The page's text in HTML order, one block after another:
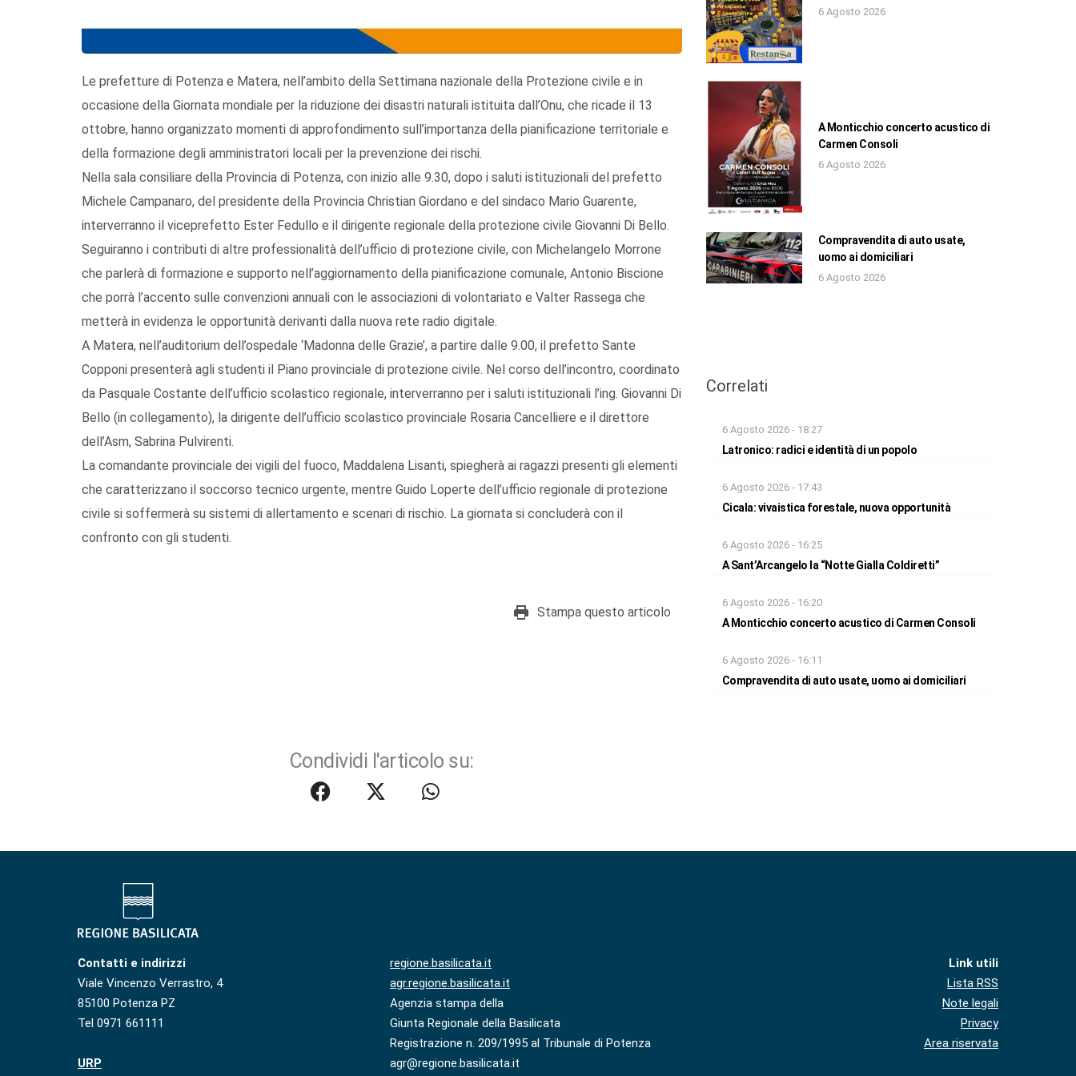
Le prefetture di Potenza e Matera, nell’ambito della Settimana nazionale della Protezione civile e in
occasione della Giornata mondiale per la riduzione dei disastri naturali istituita dall’Onu, che ricade il 13
ottobre, hanno organizzato momenti di approfondimento sull’importanza della pianificazione territoriale e
della formazione degli amministratori locali per la prevenzione dei rischi.
Nella sala consiliare della Provincia di Potenza, con inizio alle 9.30, dopo i saluti istituzionali del prefetto
Michele Campanaro, del presidente della Provincia Christian Giordano e del sindaco Mario Guarente,
interverranno il viceprefetto Ester Fedullo e il dirigente regionale della protezione civile Giovanni Di Bello.
Seguiranno i contributi di altre professionalità dell’ufficio di protezione civile, con Michelangelo Morrone
che parlerà di formazione e supporto nell’aggiornamento della pianificazione comunale, Antonio Biscione
che porrà l’accento sulle convenzioni annuali con le associazioni di volontariato e Valter Rassega che
metterà in evidenza le opportunità derivanti dalla nuova rete radio digitale.
A Matera, nell’auditorium dell’ospedale ‘Madonna delle Grazie’, a partire dalle 9.00, il prefetto Sante
Copponi presenterà agli studenti il Piano provinciale di protezione civile. Nel corso dell’incontro, coordinato
da Pasquale Costante dell’ufficio scolastico regionale, interverranno per i saluti istituzionali l’ing. Giovanni Di
Bello (in collegamento), la dirigente dell’ufficio scolastico provinciale Rosaria Cancelliere e il direttore
dell’Asm, Sabrina Pulvirenti.
La comandante provinciale dei vigili del fuoco, Maddalena Lisanti, spiegherà ai ragazzi presenti gli elementi
che caratterizzano il soccorso tecnico urgente, mentre Guido Loperte dell’ufficio regionale di protezione
civile si soffermerà su sistemi di allertamento e scenari di rischio. La giornata si concluderà con il
confronto con gli studenti.
Stampa questo articolo
Condividi l'articolo su:
6 Agosto 2026
A Monticchio concerto acustico di
Carmen Consoli
6 Agosto 2026
Compravendita di auto usate,
uomo ai domiciliari
6 Agosto 2026
Correlati
6 Agosto 2026 - 18:27
Latronico: radici e identità di un popolo
6 Agosto 2026 - 17:43
Cicala: vivaistica forestale, nuova opportunità
6 Agosto 2026 - 16:25
A Sant’Arcangelo la “Notte Gialla Coldiretti”
6 Agosto 2026 - 16:20
A Monticchio concerto acustico di Carmen Consoli
6 Agosto 2026 - 16:11
Compravendita di auto usate, uomo ai domiciliari
Contatti e indirizzi
Viale Vincenzo Verrastro, 4
85100 Potenza PZ
Tel 0971 661111
URP
regione.basilicata.it
agr.regione.basilicata.it
Agenzia stampa della
Giunta Regionale della Basilicata
Registrazione n. 209/1995 al Tribunale di Potenza
agr@regione.basilicata.it
Link utili
Lista RSS
Note legali
Privacy
Area riservata